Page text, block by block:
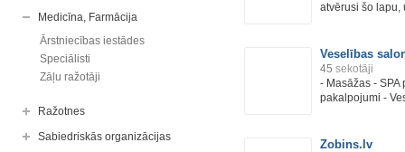
Medicīna, Farmācija
Ārstniecības iestādes
Speciālisti
Zāļu ražotāji
Ražotnes
Sabiedriskās organizācijas
atvērusi šo lapu,
Veselības
45 sekotāji
- Masāžas -
pakalpojumi -
Zobins.lv